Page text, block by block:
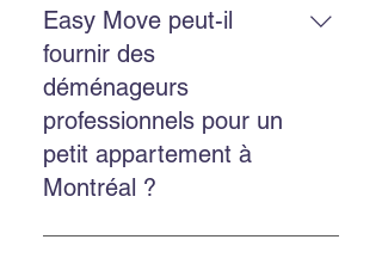
économiques et transparentes,
avec un bon rapport qualité-prix et
Easy Move peut-il
fournir des
déménageurs
professionnels pour un
petit appartement à
Montréal ?
Oui. Easy Move intervient aussi